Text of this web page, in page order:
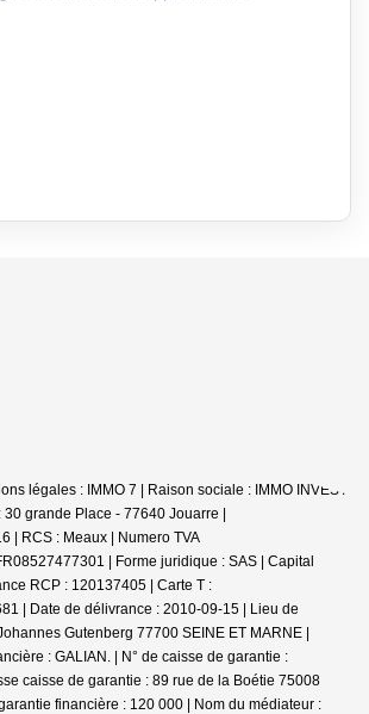
légales : IMMO 7 | Raison sociale : IMMO INVEST
30 grande Place - 77640 Jouarre |
| RCS : Meaux | Numero TVA
| Forme juridique : SAS | Capital
RCP : 120137405 | Carte T :
| Date de délivrance : 2010-09-15 | Lieu de
Gutenberg 77700 SEINE ET MARNE |
: GALIAN. | N° de caisse de garantie :
caisse de garantie : 89 rue de la Boétie 75008
financière : 120 000 | Nom du médiateur :